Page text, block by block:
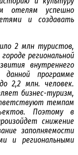
отелям успешно
и создавать
2 млн туристов,
региональной
внутреннего
программе
2,2 млн. человек.
бизнес-туризм,
темпам
Поэтому в
снижение
заполняемости
и региональными